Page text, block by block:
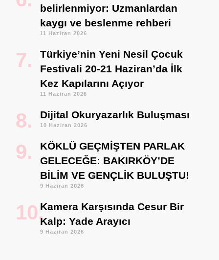
belirlenmiyor: Uzmanlardan
kaygı ve beslenme rehberi
11 Haziran 2026
Türkiye’nin Yeni Nesil Çocuk
Festivali 20-21 Haziran’da İlk
Kez Kapılarını Açıyor
11 Haziran 2026
Dijital Okuryazarlık Buluşması
10 Haziran 2026
KÖKLÜ GEÇMİŞTEN PARLAK
GELECEĞE: BAKIRKÖY’DE
BİLİM VE GENÇLİK BULUŞTU!
9 Haziran 2026
Kamera Karşısında Cesur Bir
Kalp: Yade Arayıcı
9 Haziran 2026